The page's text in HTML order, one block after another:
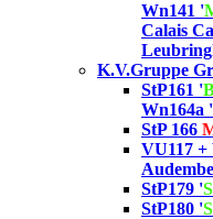
Wn141 '
Calais
K.V.Gruppe
StP161 '
Wn164a
StP 166
VU117 +
StP179 '
StP180 '